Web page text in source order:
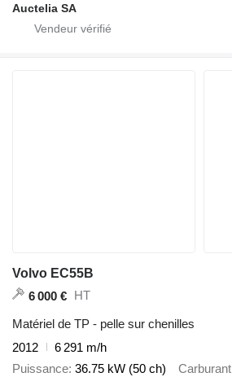
Auctelia SA
Volvo EC55B
6 000 € HT
Matériel de TP - pelle sur chenilles
2012
6 291 m/h
Puissance 36.75 kW (50 ch) Carburant